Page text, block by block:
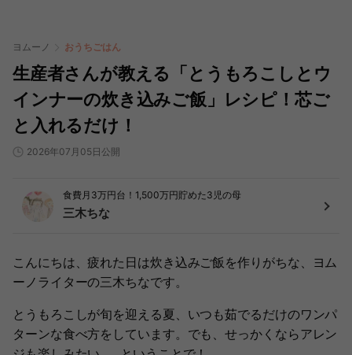
ヨムーノ おうちごはん
生産者さんが教える「とうもろこしとウ
インナーの炊き込みご飯」レシピ！芯ご
と入れるだけ！
2026年07月05日公開
食費月3万円台！1,500万円貯めた3児の母
三木ちな
こんにちは、疲れた日は炊き込みご飯を作りがちな、ヨム
ーノライターの三木ちなです。
とうもろこしが旬を迎える夏、いつも茹でるだけのワンパ
ターンな食べ方をしています。でも、せっかくならアレン